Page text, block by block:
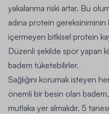
yakalanma riski artar. Bu
adına protein gereksiniminin
içermeyen bitkisel protein
Düzenli şekilde spor yapan
badem tüketebilirler.
Sağlığını korumak isteyen
önemli bir besin olan
mutlaka yer almalıdır. 5